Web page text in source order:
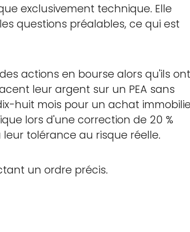
exclusivement technique. Elle
questions préalables, ce qui est
actions en bourse alors qu'ils ont
leur argent sur un PEA sans
huit mois pour un achat
lors d'une correction de 20 %
tolérance au risque réelle.
un ordre précis.